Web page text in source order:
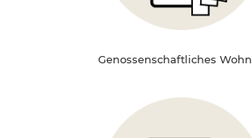
Genossenschaftliches